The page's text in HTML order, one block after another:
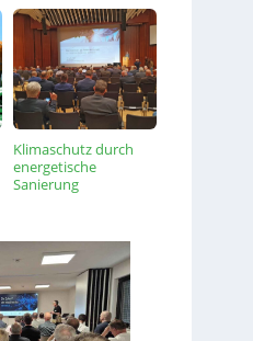
Klimaschutz durch
energetische
Sanierung